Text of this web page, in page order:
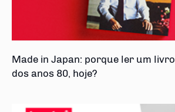
Made in Japan: porque ler um
dos anos 80, hoje?